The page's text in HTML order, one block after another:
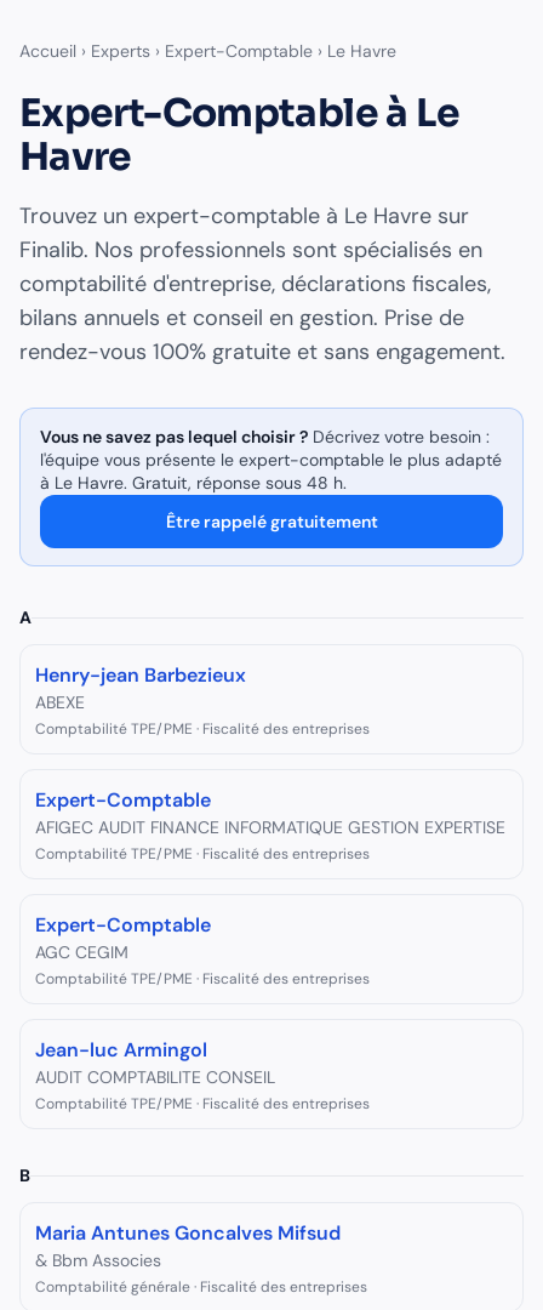
Accueil › Experts › Expert-Comptable › Le Havre
Expert-Comptableà Le
Havre
Trouvez un expert-comptable à Le Havre sur
Finalib. Nos professionnels sont spécialisés en
comptabilité d'entreprise, déclarations fiscales,
bilans annuels et conseil en gestion. Prise de
rendez-vous 100% gratuite et sans engagement.
Vous ne savez pas lequel choisir ? Décrivez votre besoin :
l'équipe vous présente le expert-comptable le plus adapté
à Le Havre. Gratuit, réponse sous 48 h.
Être rappelé gratuitement
A
Henry-jean Barbezieux
ABEXE
Comptabilité TPE/PME · Fiscalité des entreprises
Expert-Comptable
AFIGEC AUDIT FINANCE INFORMATIQUE GESTION EXPERTISE
Comptabilité TPE/PME · Fiscalité des entreprises
Expert-Comptable
AGC CEGIM
Comptabilité TPE/PME · Fiscalité des entreprises
Jean-luc Armingol
AUDIT COMPTABILITE CONSEIL
Comptabilité TPE/PME · Fiscalité des entreprises
B
Maria Antunes Goncalves Mifsud
& Bbm Associes
Comptabilité générale · Fiscalité des entreprises